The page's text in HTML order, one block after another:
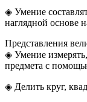
◈ Умение
наглядной основе
Представления
◈ Умение
предмета с
◈ Делить круг,